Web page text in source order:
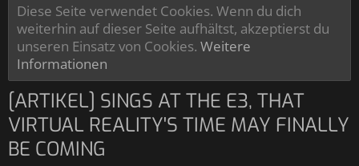
Diese Seite verwendet Cookies. Wenn du dich
weiterhin auf dieser Seite aufhältst, akzeptierst du
unseren Einsatz von Cookies. Weitere
Informationen
[ARTIKEL] SINGS AT THE E3, THAT
VIRTUAL REALITY'S TIME MAY FINALLY
BE COMING